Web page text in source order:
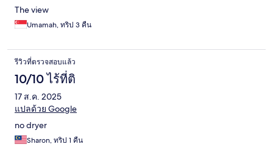
The view
Umamah, ทริป 3 คืน
รีวิวที่ตรวจสอบแล้ว
10/10 ไร้ที่ติ
17 ส.ค. 2025
แปลด้วย Google
no dryer
Sharon, ทริป 1 คืน